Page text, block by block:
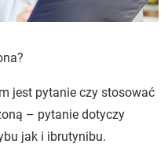
jest pytanie czy stosować
– pytanie dotyczy
jak i ibrutynibu.